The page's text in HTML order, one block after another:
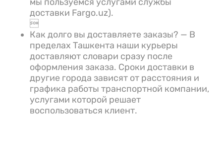
доставки Fargo.uz).

Как долго вы доставляете заказы? — В
пределах Ташкента наши курьеры
доставляют словари сразу после
оформления заказа. Сроки доставки в
другие города зависят от расстояния и
графика работы транспортной компании,
услугами которой решает
воспользоваться клиент.